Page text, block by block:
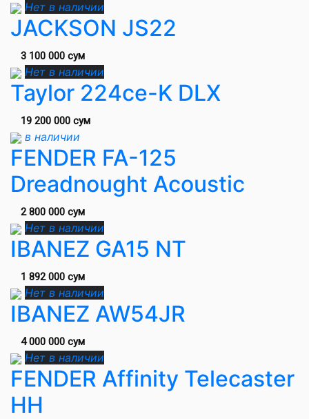
Нет в наличии
JACKSON JS22
3 100 000 сум
Нет в наличии
Taylor 224ce-K DLX
19 200 000 сум
в наличии
FENDER FA-125
Dreadnought Acoustic
2 800 000 сум
Нет в наличии
IBANEZ GA15 NT
1 892 000 сум
Нет в наличии
IBANEZ AW54JR
4 000 000 сум
Нет в наличии
FENDER Affinity Telecaster
HH